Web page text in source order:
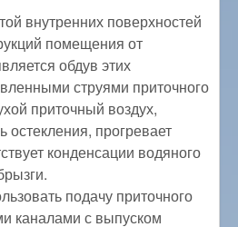
внутренних поверхностей
помещения от
обдув этих
струями приточного
приточный воздух,
прогревает
конденсации водяного
подачу приточного
каналами с выпуском